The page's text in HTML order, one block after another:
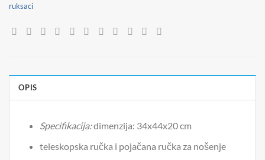
ruksaci
OPIS
Specifikacija:dimenzija: 34x44x20 cm
teleskopska ručka i pojačana ručka za nošenje